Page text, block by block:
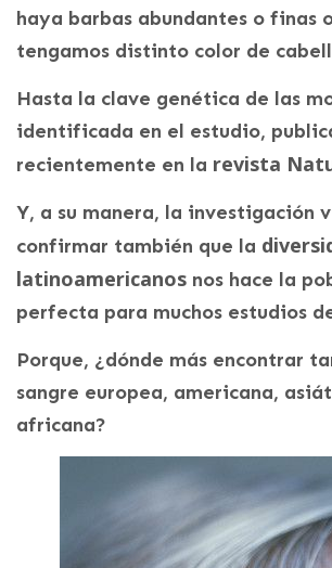
haya barbas abundantes o finas
tengamos distinto color de
Hasta la clave genética de las
identificada en el estudio,
recientemente en la revista
Y, a su manera, la investigación
confirmar también que la
latinoamericanos nos hace la
perfecta para muchos estudios
Porque, ¿dónde más encontrar
sangre europea, americana,
africana?